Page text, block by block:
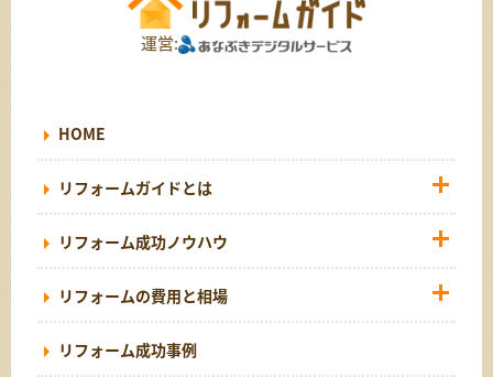
運営:
HOME
リフォームガイドとは
リフォーム成功ノウハウ
リフォームの費用と相場
リフォーム成功事例